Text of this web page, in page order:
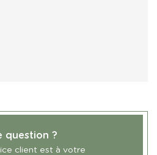
question ?
client est à votre